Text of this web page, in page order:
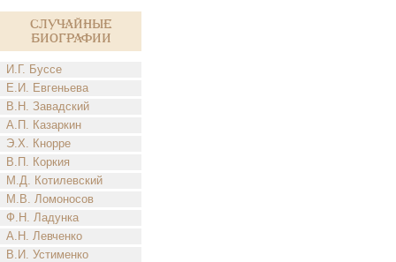
Случайные
биографии
И.Г. Буссе
Е.И. Евгеньева
В.Н. Завадский
А.П. Казаркин
Э.Х. Кнорре
В.П. Коркия
М.Д. Котилевский
М.В. Ломоносов
Ф.Н. Ладунка
А.Н. Левченко
В.И. Устименко